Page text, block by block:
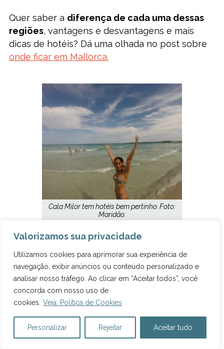
Valorizamos sua privacidade
Utilizamos cookies para aprimorar sua experiência de
navegação, exibir anúncios ou conteúdo personalizado e
analisar nosso tráfego. Ao clicar em “Aceitar todos”, você
concorda com nosso uso de
cookies. Veja: Política de Cookies
Personalizar Rejeitar Aceitar tudo
Quer saber a diferença de cada uma dessas
regiões, vantagens e desvantagens e mais
dicas de hotéis? Dá uma olhada no post sobre
onde ficar em Mallorca.
Cala Milor tem hotéis bem pertinho. Foto:
Maridão.
MALLORCA – MELHORES
PRAIAS
Há praias lindas em todas as regiões dessa ilha
grandona. Mas quais são as melhores praias? Eu
já postei um monte de fotos de Mallorca aqui